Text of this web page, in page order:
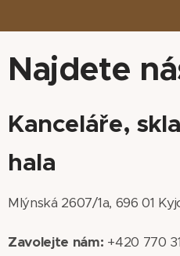
Najdete
Kanceláře,
hala
Mlýnská 2607/1a, 696 01
Zavolejte nám: +420 770